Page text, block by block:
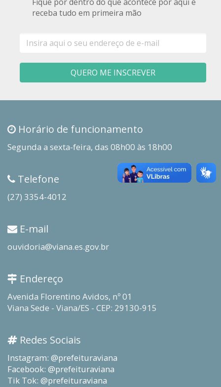
Fique por dentro do que acontece por aqui e
receba tudo em primeira mão
mail
QUERO ME INSCREVER
Horário de funcionamento
Segunda a sexta-feira, das 08h00 às 18h00
Telefone
(27) 3354-4012
E-mail
ouvidoria@viana.es.gov.br
Endereço
Avenida Florentino Avidos, nº 01
Viana Sede - Viana/ES - CEP: 29130-915
Redes Sociais
Instagram: @prefeituraviana
Facebook: @prefeituraviana
Tik Tok: @prefeituraviana